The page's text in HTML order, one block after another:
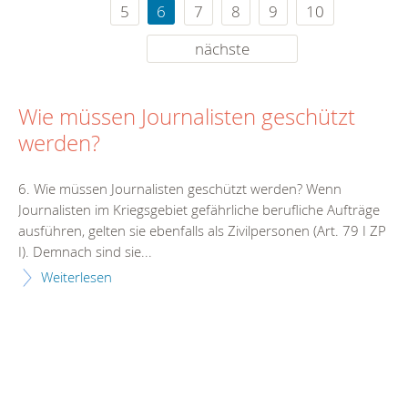
5
6 7 8 9
10
nächste
Wie müssen Journalisten geschützt
werden?
6. Wie müssen Journalisten geschützt werden? Wenn
Journalisten im Kriegsgebiet gefährliche berufliche Aufträge
ausführen, gelten sie ebenfalls als Zivilpersonen (Art. 79 I ZP
I). Demnach sind sie...
Weiterlesen